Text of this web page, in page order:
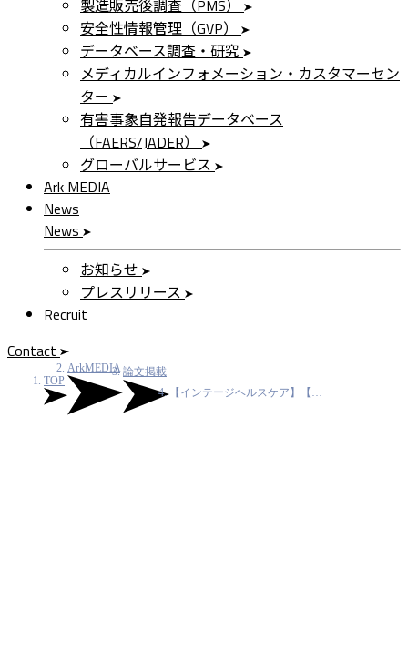
製造販売後調査（PMS）
安全性情報管理（GVP）
データベース調査・研究
メディカルインフォメーション・カスタマーセン
ター
有害事象自発報告データベース
（FAERS/JADER）
グローバルサービス
Ark MEDIA
News
News
お知らせ
プレスリリース
Recruit
Contact
TOP
ArkMEDIA 論文掲載
【インテージヘルスケア】【…